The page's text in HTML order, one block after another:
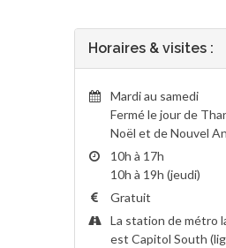
Horaires & visites :
Mardi au samedi
Fermé le jour de
Noël et de Nouvel An
10h à 17h
10h à 19h (jeudi)
Gratuit
La station de métro
est Capitol South